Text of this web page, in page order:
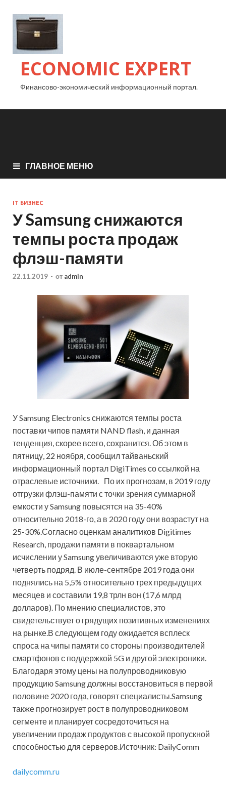
ECONOMIC EXPERT
Финансово-экономический информационный портал.
ГЛАВНОЕ МЕНЮ
IT БИЗНЕС
У Samsung снижаются
темпы роста продаж
флэш-памяти
22.11.2019 - от admin
У Samsung Electronics снижаются темпы роста
поставки чипов памяти NAND flash, и данная
тенденция, скорее всего, сохранится. Об этом в
пятницу, 22 ноября, сообщил тайваньский
информационный портал DigiTimes со ссылкой на
отраслевые источники. По их прогнозам, в 2019 году
отгрузки флэш-памяти с точки зрения суммарной
емкости у Samsung повысятся на 35-40%
относительно 2018-го, а в 2020 году они возрастут на
25-30%.Согласно оценкам аналитиков Digitimes
Research, продажи памяти в поквартальном
исчислении у Samsung увеличиваются уже вторую
четверть подряд. В июле-сентябре 2019 года они
поднялись на 5,5% относительно трех предыдущих
месяцев и составили 19,8 трлн вон (17,6 млрд
долларов). По мнению специалистов, это
свидетельствует о грядущих позитивных изменениях
на рынке.В следующем году ожидается всплеск
спроса на чипы памяти со стороны производителей
смартфонов с поддержкой 5G и другой электроники.
Благодаря этому цены на полупроводниковую
продукцию Samsung должны восстановиться в первой
половине 2020 года, говорят специалисты.Samsung
также прогнозирует рост в полупроводниковом
сегменте и планирует сосредоточиться на
увеличении продаж продуктов с высокой пропускной
способностью для серверов.Источник: DailyComm
dailycomm.ru